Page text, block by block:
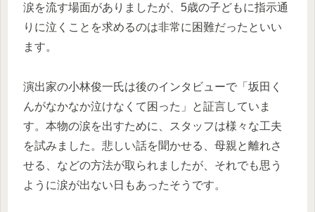
涙を流す場面がありましたが、5歳の子どもに指示通
りに泣くことを求めるのは非常に困難だったといい
ます。
演出家の小林俊一氏は後のインタビューで「坂田く
んがなかなか泣けなくて困った」と証言していま
す。本物の涙を出すために、スタッフは様々な工夫
を試みました。悲しい話を聞かせる、母親と離れさ
せる、などの方法が取られましたが、それでも思う
ように涙が出ない日もあったそうです。